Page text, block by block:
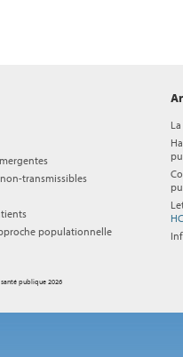
transmissibles
populationnelle
publique 2026